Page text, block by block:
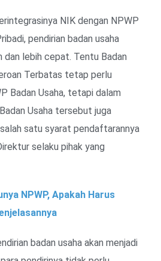
NIK dengan NPWP
pendirian badan usaha
dan lebih cepat. Tentu Badan
Terbatas tetap perlu
Badan Usaha, tetapi dalam
Usaha tersebut juga
satu syarat pendaftarannya
selaku pihak yang
NPWP, Apakah Harus
badan usaha akan menjadi